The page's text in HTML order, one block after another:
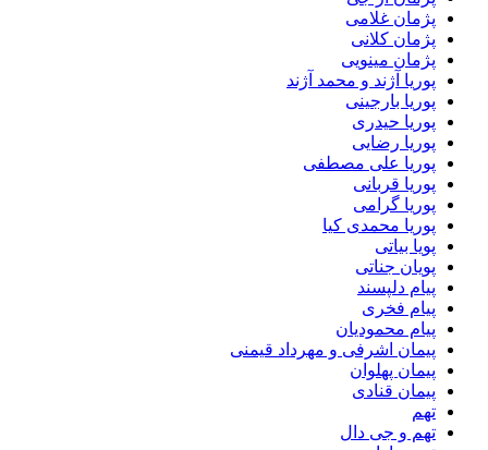
پژمان غلامی
پژمان کلانی
پژمان مینویی
پوریا آژند و محمد آژند
پوریا بارجینی
پوریا حیدری
پوریا رضایی
پوریا علی مصطفی
پوریا قربانی
پوریا گرامی
پوریا محمدی کیا
پویا بیاتی
پویان جناتی
پیام دلپسند
پیام فخری
پیام محمودیان
پیمان اشرفی و مهرداد قیمنی
پیمان پهلوان
پیمان قنادی
تهم
تهم و جی دال